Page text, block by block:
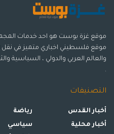
موقع فلسطيني اخباري متميز في
والعالم العربي والدولي ، السياسية
.
التصنيفات
أخبار القدس
أخبار محلية
رياضة
سياسي